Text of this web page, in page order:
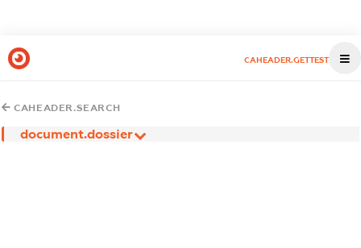
CAHEADER.GETTEST
CAHEADER.SEARCH
document.dossier